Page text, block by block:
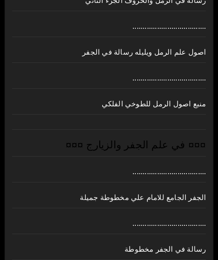
....................................
اصول علم الرمل ويليله رسالة في الجفر
....................................
منبع اصول الرمل للطوخي الفلكي
¤¤¤ في علم الجفر والزيارج ¤¤¤
....................................
الجفر الجامع للامام علي مخطوطة جميلة
....................................
رسالة في الجفر مخطوطة